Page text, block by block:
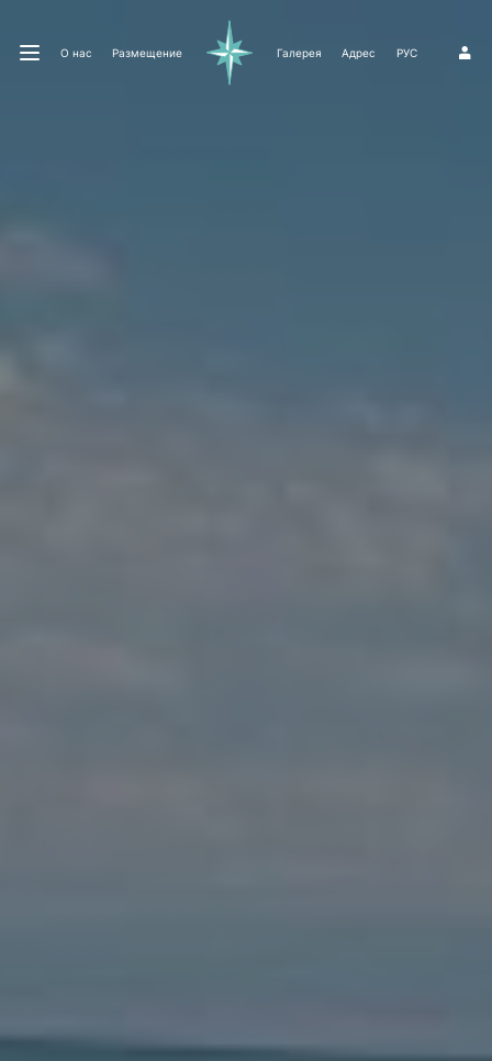
О нас Размещение Галерея Адрес РУС 1